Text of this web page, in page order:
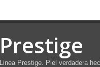
Prestige
Linea Prestige. Piel verdadera